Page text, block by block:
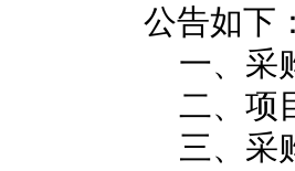
公告如下：
一、采
二、项
三、采